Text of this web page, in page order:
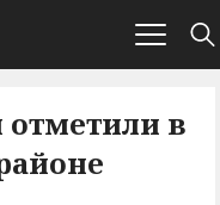
отметили в